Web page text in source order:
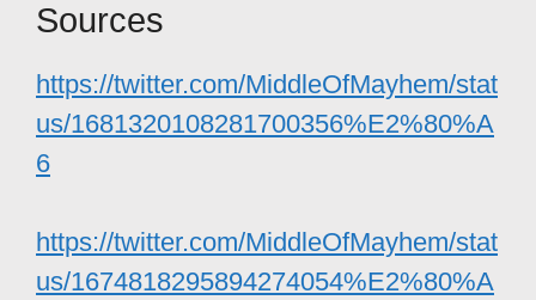
Sources
https://twitter.com/MiddleOfMayhem/stat
us/1681320108281700356%E2%80%A
6
https://twitter.com/MiddleOfMayhem/stat
us/1674818295894274054%E2%80%A